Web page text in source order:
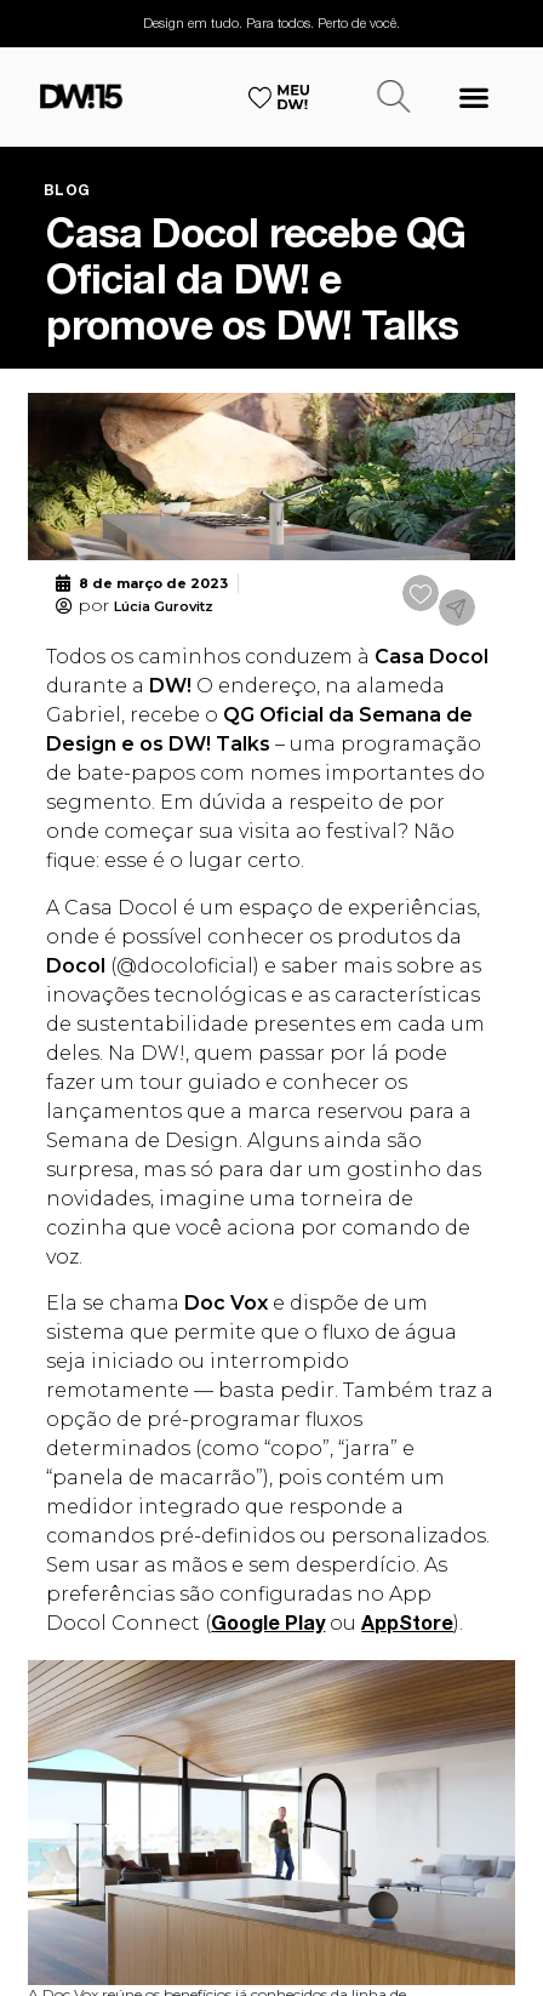
Design em tudo. Para todos. Perto de você.
BLOG
Casa Docol recebe QG
Oficial da DW! e
promove os DW! Talks
8 de março de 2023
por Lúcia Gurovitz
Todos os caminhos conduzem à Casa Docol
durante a DW! O endereço, na alameda
Gabriel, recebe o QG Oficial da Semana de
Design e os DW! Talks – uma programação
de bate-papos com nomes importantes do
segmento. Em dúvida a respeito de por
onde começar sua visita ao festival? Não
fique: esse é o lugar certo.
A Casa Docol é um espaço de experiências,
onde é possível conhecer os produtos da
Docol (@docoloficial) e saber mais sobre as
inovações tecnológicas e as características
de sustentabilidade presentes em cada um
deles. Na DW!, quem passar por lá pode
fazer um tour guiado e conhecer os
lançamentos que a marca reservou para a
Semana de Design. Alguns ainda são
surpresa, mas só para dar um gostinho das
novidades, imagine uma torneira de
cozinha que você aciona por comando de
voz.
Ela se chama Doc Vox e dispõe de um
sistema que permite que o fluxo de água
seja iniciado ou interrompido
remotamente — basta pedir. Também traz a
opção de pré-programar fluxos
determinados (como “copo”, “jarra” e
“panela de macarrão”), pois contém um
medidor integrado que responde a
comandos pré-definidos ou personalizados.
Sem usar as mãos e sem desperdício. As
preferências são configuradas no App
Docol Connect (Google PlayouAppStore).